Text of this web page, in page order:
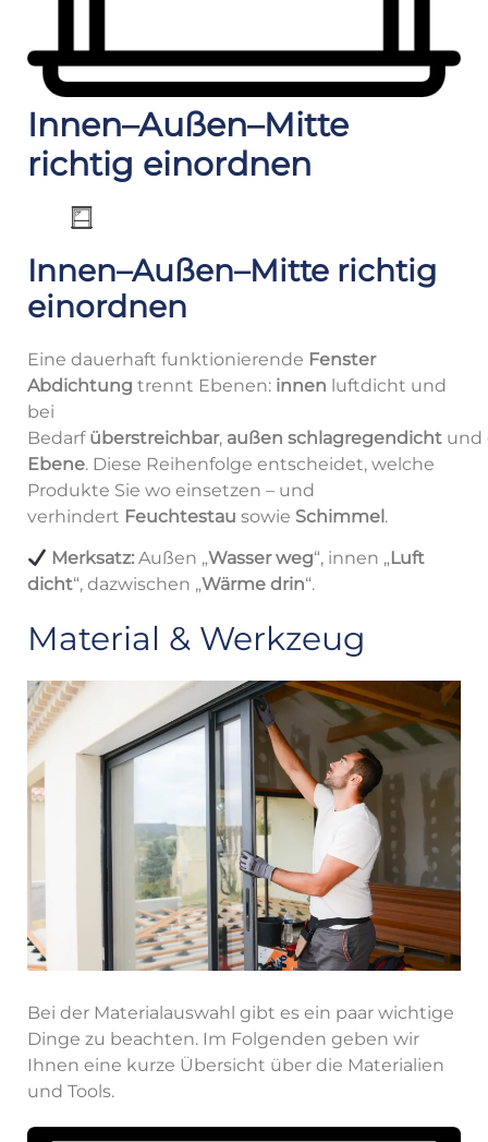
Innen–Außen–Mitte
richtig einordnen
Innen–Außen–Mitte richtig
einordnen
Eine dauerhaft funktionierende Fenster
Abdichtung trennt Ebenen: innen luftdicht und
bei
Bedarf überstreichbar, außen schlagregendicht und
Ebene. Diese Reihenfolge entscheidet, welche
Produkte Sie wo einsetzen – und
verhindert Feuchtestau sowie Schimmel.
Merksatz: Außen „Wasser weg“, innen „Luft
dicht“, dazwischen „Wärme drin“.
Material & Werkzeug
Bei der Materialauswahl gibt es ein paar wichtige
Dinge zu beachten. Im Folgenden geben wir
Ihnen eine kurze Übersicht über die Materialien
und Tools.